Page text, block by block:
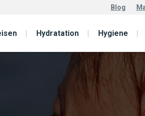
Blog
Hydratation Hygiene